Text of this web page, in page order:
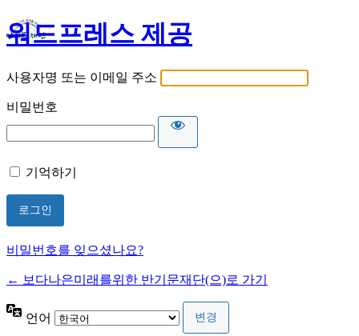
워드프레스 제공
사용자명 또는 이메일 주소
비밀번호
기억하기
비밀번호를 잊으셨나요?
← 보다나은미래를위한 반기문재단(으)로 가기
언어